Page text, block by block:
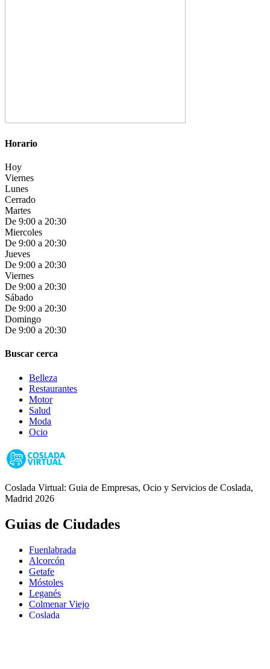
Horario
Hoy
Viernes
Lunes
Cerrado
Martes
De 9:00 a 20:30
Miercoles
De 9:00 a 20:30
Jueves
De 9:00 a 20:30
Viernes
De 9:00 a 20:30
Sábado
De 9:00 a 20:30
Domingo
De 9:00 a 20:30
Buscar cerca
Belleza
Restaurantes
Motor
Salud
Moda
Ocio
Coslada Virtual: Guia de Empresas, Ocio y Servicios de Coslada,
Madrid 2026
Guias de Ciudades
Fuenlabrada
Alcorcón
Getafe
Móstoles
Leganés
Colmenar Viejo
Coslada